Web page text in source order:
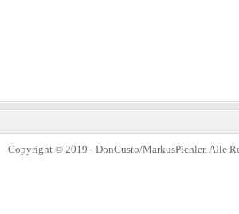
Copyright © 2019 - DonGusto/MarkusPichler. Alle